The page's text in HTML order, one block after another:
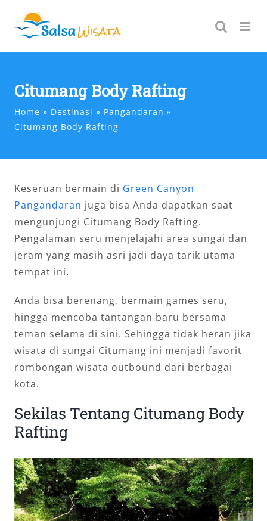
content
Citumang Body Rafting
Home Destinasi
Pangandaran
Citumang Body Rafting
Keseruan bermain di Green Canyon
Pangandaran juga bisa Anda dapatkan saat
mengunjungi Citumang Body Rafting.
Pengalaman seru menjelajahi area sungai dan
jeram yang masih asri jadi daya tarik utama
tempat ini.
Anda bisa berenang, bermain games seru,
hingga mencoba tantangan baru bersama
teman selama di sini. Sehingga tidak heran jika
wisata di sungai Citumang ini menjadi favorit
rombongan wisata outbound dari berbagai
kota.
Sekilas Tentang Citumang Body
Rafting